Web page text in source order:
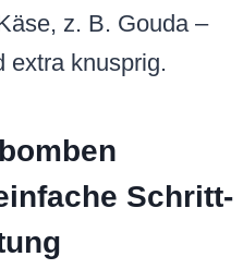
z. B. Gouda –
extra knusprig.
Schritt-